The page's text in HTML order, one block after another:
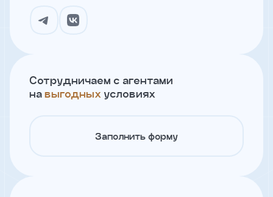
Сотрудничаем с агентами
на выгодных условиях
Заполнить форму
Добавьте файл резюме
согласен
обработку